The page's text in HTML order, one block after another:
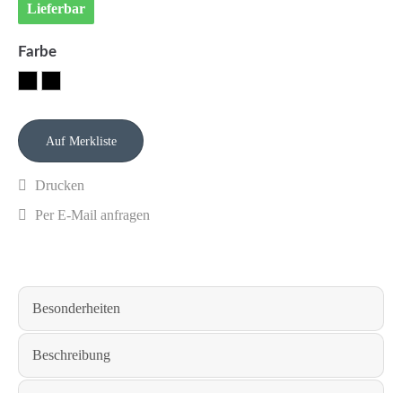
Lieferbar
Farbe
Drucken
Per E-Mail anfragen
Besonderheiten
Beschreibung